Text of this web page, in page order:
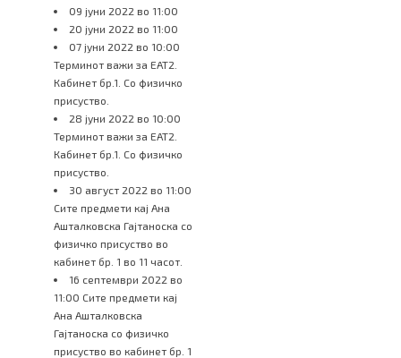
09 јуни 2022 во 11:00
20 јуни 2022 во 11:00
07 јуни 2022 во 10:00
Терминот важи за ЕАТ2.
Кабинет бр.1. Со физичко
присуство.
28 јуни 2022 во 10:00
Терминот важи за ЕАТ2.
Кабинет бр.1. Со физичко
присуство.
30 август 2022 во 11:00
Сите предмети кај Ана
Ашталковска Гајтаноска со
физичко присуство во
кабинет бр. 1 во 11 часот.
16 септември 2022 во
11:00 Сите предмети кај
Ана Ашталковска
Гајтаноска со физичко
присуство во кабинет бр. 1